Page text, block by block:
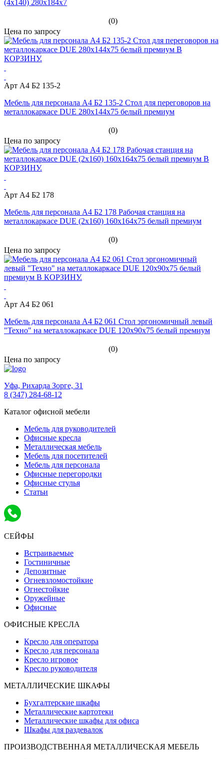
(4х140) 280x184x7
(0)
Цена по запросу
Арт А4 Б2 135-2
Мебель для персонала А4 Б2 135-2 Стол для переговоров на
металлокаркасе DUE 280x144x75 белый премиум
(0)
Цена по запросу
Арт A4 Б2 178
Мебель для персонала A4 Б2 178 Рабочая станция на
металлокаркасе DUE (2х160) 160x164x75 белый премиум
(0)
Цена по запросу
Арт А4 Б2 061
Мебель для персонала А4 Б2 061 Стол эргономичный левый
"Техно" на металлокаркасе DUE 120x90x75 белый премиум
(0)
Цена по запросу
Уфа, Рихарда Зорге, 31
8 (347) 284-68-12
Каталог офисной мебели
Мебель для руководителей
Офисные кресла
Металлическая мебель
Мебель для посетителей
Мебель для персонала
Офисные перегородки
Офисные стулья
Статьи
СЕЙФЫ
Встраиваемые
Гостиничные
Депозитные
Огневзломостойкие
Огнестойкие
Оружейные
Офисные
ОФИСНЫЕ КРЕСЛА
Кресло для оператора
Кресло для персонала
Кресло игровое
Кресло руководителя
МЕТАЛЛИЧЕСКИЕ ШКАФЫ
Бухгалтерские шкафы
Металлические картотеки
Металлические шкафы для офиса
Шкафы для раздевалок
ПРОИЗВОДСТВЕННАЯ МЕТАЛЛИЧЕСКАЯ МЕБЕЛЬ